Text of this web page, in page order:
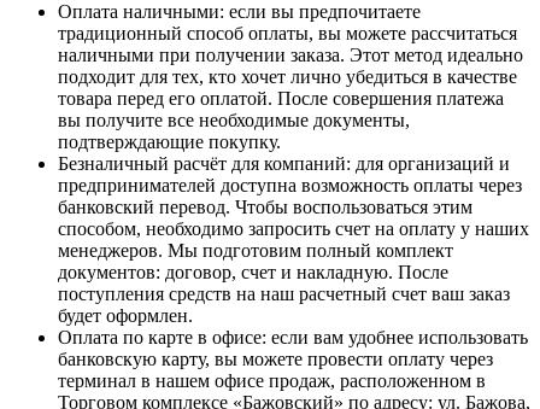
Оплата наличными: если вы предпочитаете
традиционный способ оплаты, вы можете рассчитаться
наличными при получении заказа. Этот метод идеально
подходит для тех, кто хочет лично убедиться в качестве
товара перед его оплатой. После совершения платежа
вы получите все необходимые документы,
подтверждающие покупку.
Безналичный расчёт для компаний: для организаций и
предпринимателей доступна возможность оплаты через
банковский перевод. Чтобы воспользоваться этим
способом, необходимо запросить счет на оплату у наших
менеджеров. Мы подготовим полный комплект
документов: договор, счет и накладную. После
поступления средств на наш расчетный счет ваш заказ
будет оформлен.
Оплата по карте в офисе: если вам удобнее использовать
банковскую карту, вы можете провести оплату через
терминал в нашем офисе продаж, расположенном в
Торговом комплексе «Бажовский» по адресу: ул. Бажова,